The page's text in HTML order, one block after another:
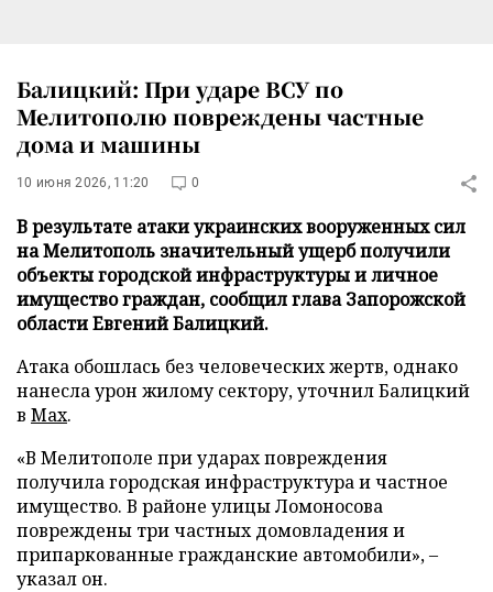
Балицкий: При ударе ВСУ по
Мелитополю повреждены частные
дома и машины
10 июня 2026, 11:20 0
В результате атаки украинских вооруженных сил
на Мелитополь значительный ущерб получили
объекты городской инфраструктуры и личное
имущество граждан, сообщил глава Запорожской
области Евгений Балицкий.
Атака обошлась без человеческих жертв, однако
нанесла урон жилому сектору, уточнил Балицкий
в Max.
«В Мелитополе при ударах повреждения
получила городская инфраструктура и частное
имущество. В районе улицы Ломоносова
повреждены три частных домовладения и
припаркованные гражданские автомобили», –
указал он.